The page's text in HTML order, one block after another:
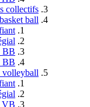
collectifs
ball:
BB
BB
volleyball
VB